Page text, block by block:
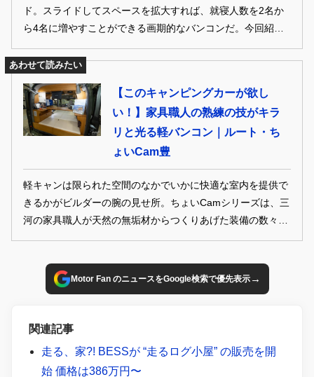
ド。スライドしてスペースを拡大すれば、就寝人数を2名か
ら4名に増やすことができる画期的なバンコンだ。今回紹介
するEXはさらに＋1名分の就寝スペースを設けており、シチ
ュエーションに応じて多彩なアレンジが可能となっている。
TEXT●山崎友貴（YAMASAKI Tomotaka） PHOTO●Motor-
Fan.jp
あわせて読みたい
【このキャンピングカーが欲し
い！】家具職人の熟練の技がキラ
リと光る軽バンコン｜ルート・ち
ょいCam豊
軽キャンは限られた空間のなかでいかに快適な室内を提供で
きるかがビルダーの腕の見せ所。ちょいCamシリーズは、三
河の家具職人が天然の無垢材からつくりあげた装備の数々が
唯一無二の心地よさを生んでいる。 TEXT●山崎友貴
Motor Fan のニュースをGoogle検索で優先表示→
関連記事
走る、家?! BESSが “走るログ小屋” の販売を開
始 価格は386万円〜